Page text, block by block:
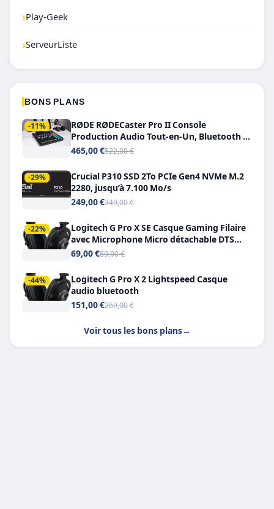
›Play-Geek
›ServeurListe
BONS PLANS
-11%
RØDE RØDECaster Pro II Console
Production Audio Tout-en-Un, Bluetooth et
Double USB-C
465,00 €522,00 €
-29%
Crucial P310 SSD 2To PCIe Gen4 NVMe M.2
2280, jusqu’à 7.100 Mo/s
249,00 €349,00 €
-22%
Logitech G Pro X SE Casque Gaming Filaire
avec Microphone Micro détachable DTS
Headphone X 7.1
69,00 €89,00 €
-44%
Logitech G Pro X 2 Lightspeed Casque
audio bluetooth
151,00 €269,00 €
Voir tous les bons plans→